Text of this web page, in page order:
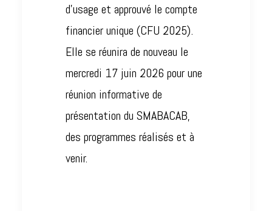
d’usage et approuvé le compte
financier unique (CFU 2025).
Elle se réunira de nouveau le
mercredi 17 juin 2026 pour une
réunion informative de
présentation du SMABACAB,
des programmes réalisés et à
venir.